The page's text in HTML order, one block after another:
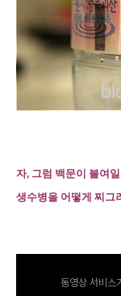
자, 그럼 백문이 불여
생수병을 어떻게 찌그
동영상 서비스